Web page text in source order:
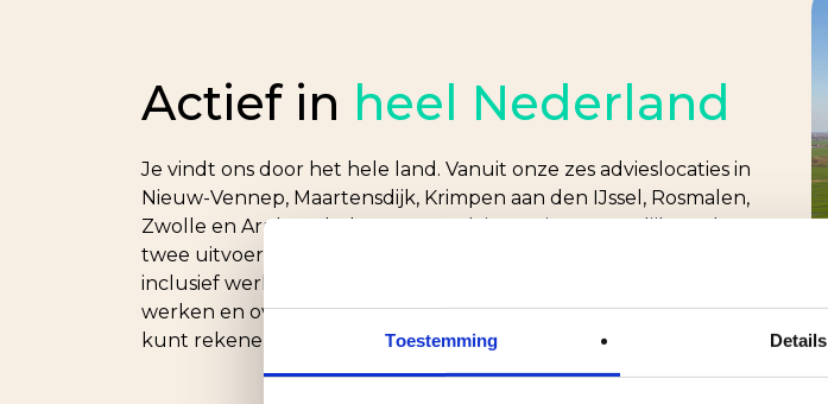
Toestemming Details
Actief in heel Nederland
Je vindt ons door het hele land. Vanuit onze zes advieslocaties in
Nieuw-Vennep, Maartensdijk, Krimpen aan den IJssel, Rosmalen,
Zwolle en Arnhem helpen onze adviseurs je persoonlijk verder. Met
twee uitvoerende vestigingen in Heemskerk en Culemborg,
inclusief werkplaats en opslag, kunnen we snel plannen, efficiënt
werken en overal dezelfde kwaliteit bieden. Waar je ook woont, je
kunt rekenen op betrouwbaar isolatieadvies dicht bij huis.